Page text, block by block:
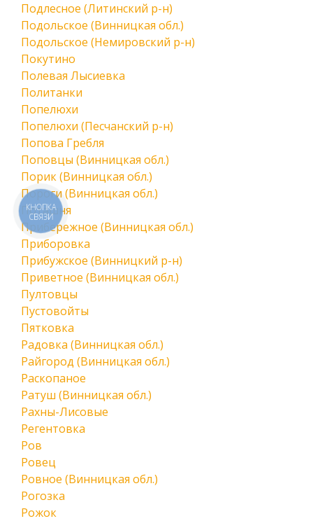
Подлесное (Литинский р-н)
Подольское (Винницкая обл.)
Подольское (Немировский р-н)
Покутино
Полевая Лысиевка
Политанки
Попелюхи
Попелюхи (Песчанский р-н)
Попова Гребля
Поповцы (Винницкая обл.)
Порик (Винницкая обл.)
Пороги (Винницкая обл.)
Поташня
Прибережное (Винницкая обл.)
Приборовка
Прибужское (Винницкий р-н)
Приветное (Винницкая обл.)
Пултовцы
Пустовойты
Пятковка
Радовка (Винницкая обл.)
Райгород (Винницкая обл.)
Раскопаное
Ратуш (Винницкая обл.)
Рахны-Лисовые
Регентовка
Ров
Ровец
Ровное (Винницкая обл.)
Рогозка
Рожок
КНОПКА
СВЯЗИ